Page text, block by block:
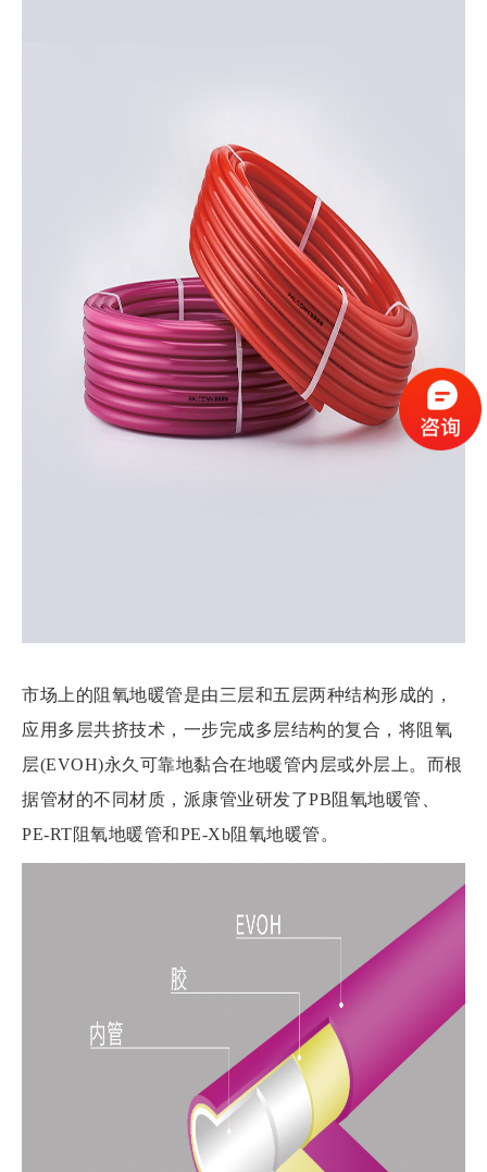
市场上的阻氧地暖管是由三层和五层两种结构形成的，
应用多层共挤技术，一步完成多层结构的复合，将阻氧
层(EVOH)永久可靠地黏合在地暖管内层或外层上。而根
据管材的不同材质，派康管业研发了PB阻氧地暖管、
PE-RT阻氧地暖管和PE-Xb阻氧地暖管。